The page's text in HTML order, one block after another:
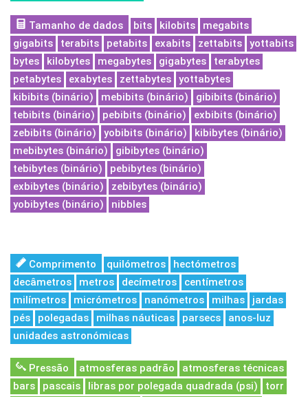
Tamanho de dados bits kilobits
megabits
gigabits
terabits petabits exabits zettabits
yottabits
bytes
kilobytes megabytes gigabytes
terabytes
petabytes
exabytes zettabytes
yottabytes
kibibits (binário)
mebibits (binário)
gibibits (binário)
tebibits (binário)
pebibits (binário)
exbibits (binário)
zebibits (binário)
yobibits (binário)
kibibytes (binário)
mebibytes (binário)
gibibytes (binário)
tebibytes (binário)
pebibytes (binário)
exbibytes (binário)
zebibytes (binário)
yobibytes (binário)
nibbles
Comprimento quilómetros
hectómetros
decâmetros
metros decímetros
centímetros
milímetros
micrómetros nanómetros milhas
jardas
pés
polegadas milhas náuticas parsecs
anos-luz
unidades astronómicas
Pressão atmosferas padrão
atmosferas técnicas
bars
pascais libras por polegada quadrada (psi)
torr